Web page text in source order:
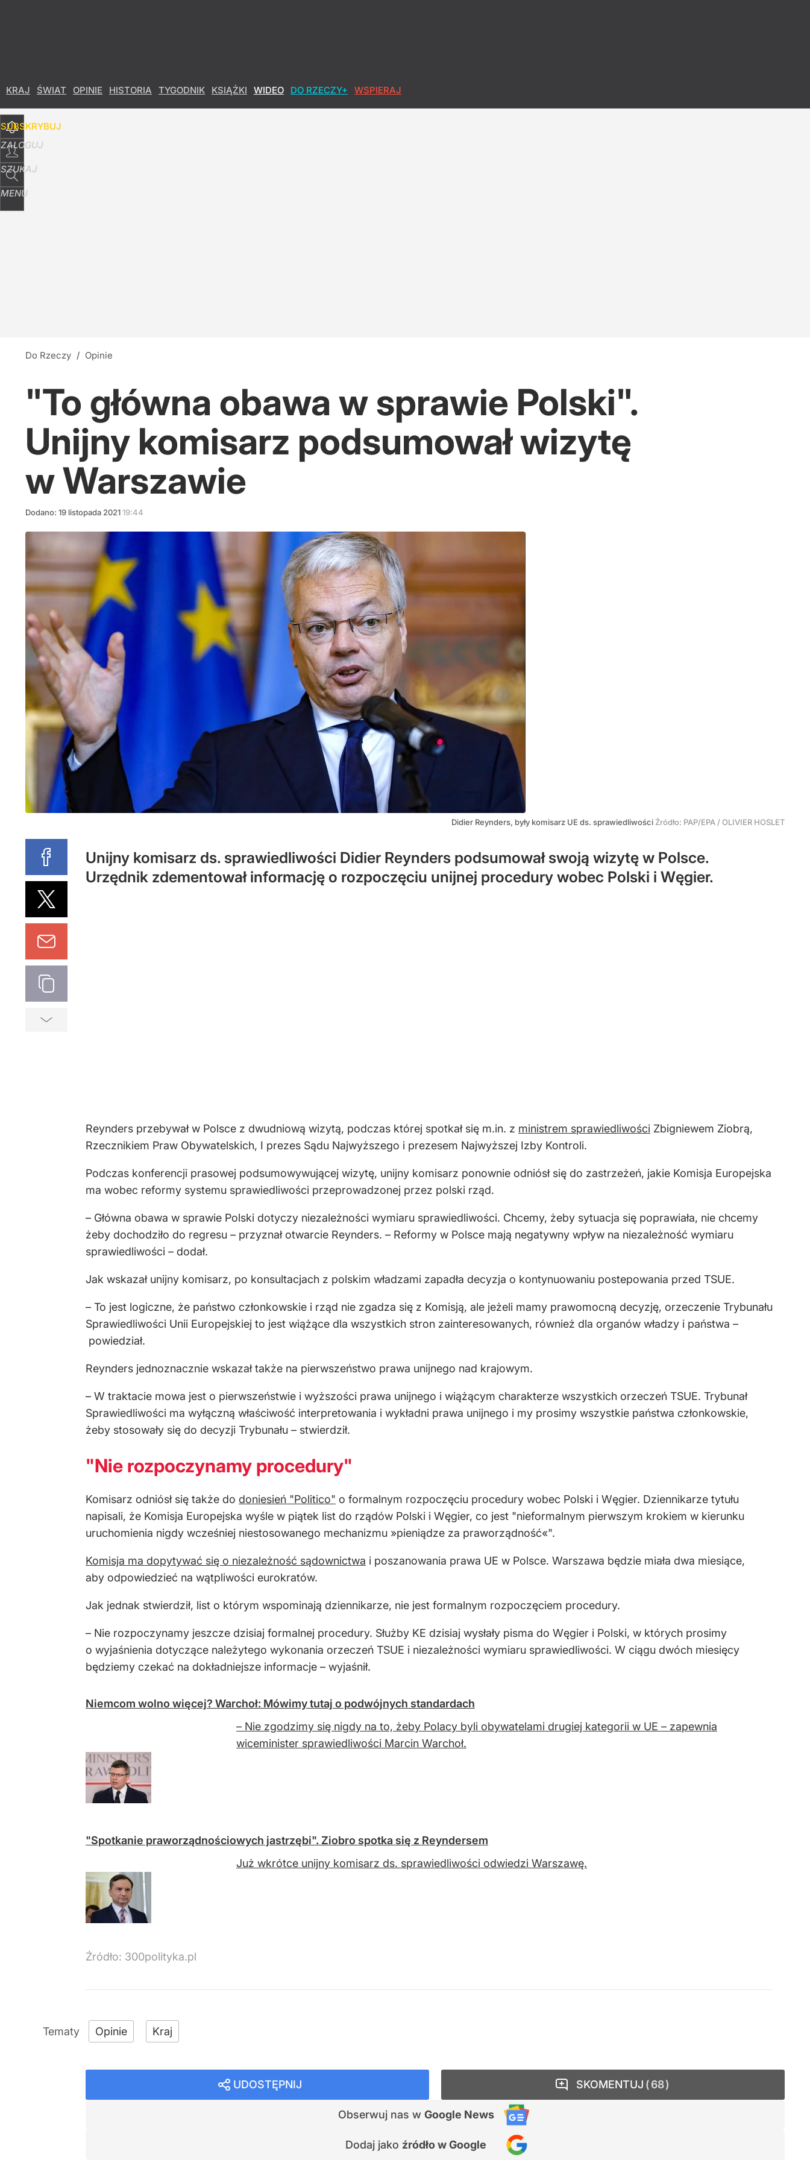
KRAJ ŚWIAT OPINIE HISTORIA TYGODNIK KSIĄŻKI WIDEO DO RZECZY+ WSPIERAJ
SUBSKRYBUJ
ZALOGUJ
SZUKAJ
MENU
Do Rzeczy / Opinie
"To główna obawa w sprawie Polski".
Unijny komisarz podsumował wizytę
w Warszawie
Dodano: 19 listopada 202119:44
Didier Reynders, były komisarz UE ds. sprawiedliwości Źródło: PAP/EPA /OLIVIER HOSLET
Unijny komisarz ds. sprawiedliwości Didier Reynders podsumował swoją wizytę w Polsce.
Urzędnik zdementował informację o rozpoczęciu unijnej procedury wobec Polski i Węgier.
Reynders przebywał w Polsce z dwudniową wizytą, podczas której spotkał się m.in. z ministrem sprawiedliwości Zbigniewem Ziobrą,
Rzecznikiem Praw Obywatelskich, I prezes Sądu Najwyższego i prezesem Najwyższej Izby Kontroli.
Podczas konferencji prasowej podsumowywującej wizytę, unijny komisarz ponownie odniósł się do zastrzeżeń, jakie Komisja Europejska
ma wobec reformy systemu sprawiedliwości przeprowadzonej przez polski rząd.
– Główna obawa w sprawie Polski dotyczy niezależności wymiaru sprawiedliwości. Chcemy, żeby sytuacja się poprawiała, nie chcemy
żeby dochodziło do regresu – przyznał otwarcie Reynders. – Reformy w Polsce mają negatywny wpływ na niezależność wymiaru
sprawiedliwości – dodał.
Jak wskazał unijny komisarz, po konsultacjach z polskim władzami zapadła decyzja o kontynuowaniu postepowania przed TSUE.
– To jest logiczne, że państwo członkowskie i rząd nie zgadza się z Komisją, ale jeżeli mamy prawomocną decyzję, orzeczenie Trybunału
Sprawiedliwości Unii Europejskiej to jest wiążące dla wszystkich stron zainteresowanych, również dla organów władzy i państwa –
powiedział.
Reynders jednoznacznie wskazał także na pierwszeństwo prawa unijnego nad krajowym.
– W traktacie mowa jest o pierwszeństwie i wyższości prawa unijnego i wiążącym charakterze wszystkich orzeczeń TSUE. Trybunał
Sprawiedliwości ma wyłączną właściwość interpretowania i wykładni prawa unijnego i my prosimy wszystkie państwa członkowskie,
żeby stosowały się do decyzji Trybunału – stwierdził.
"Nie rozpoczynamy procedury"
Komisarz odniósł się także do doniesień "Politico" o formalnym rozpoczęciu procedury wobec Polski i Węgier. Dziennikarze tytułu
napisali, że Komisja Europejska wyśle w piątek list do rządów Polski i Węgier, co jest "nieformalnym pierwszym krokiem w kierunku
uruchomienia nigdy wcześniej niestosowanego mechanizmu »pieniądze za praworządność«".
Komisja ma dopytywać się o niezależność sądownictwa i poszanowania prawa UE w Polsce. Warszawa będzie miała dwa miesiące,
aby odpowiedzieć na wątpliwości eurokratów.
Jak jednak stwierdził, list o którym wspominają dziennikarze, nie jest formalnym rozpoczęciem procedury.
– Nie rozpoczynamy jeszcze dzisiaj formalnej procedury. Służby KE dzisiaj wysłały pisma do Węgier i Polski, w których prosimy
o wyjaśnienia dotyczące należytego wykonania orzeczeń TSUE i niezależności wymiaru sprawiedliwości. W ciągu dwóch miesięcy
będziemy czekać na dokładniejsze informacje – wyjaśnił.
Niemcom wolno więcej? Warchoł: Mówimy tutaj o podwójnych standardach
– Nie zgodzimy się nigdy na to, żeby Polacy byli obywatelami drugiej kategorii w UE – zapewnia
wiceminister sprawiedliwości Marcin Warchoł.
"Spotkanie praworządnościowych jastrzębi". Ziobro spotka się z Reyndersem
Już wkrótce unijny komisarz ds. sprawiedliwości odwiedzi Warszawę.
Źródło: 300polityka.pl
Opinie Kraj
UDOSTĘPNIJ
Obserwuj nas w Google News
Dodaj jako źródło w Google
SKOMENTUJ 68